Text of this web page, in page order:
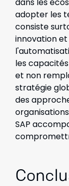
adopter les
consiste
innovation et
les
et non
stratégie
des
SAP